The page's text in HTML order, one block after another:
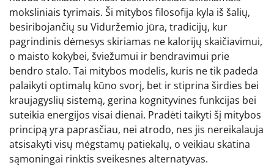
moksliniais tyrimais. Ši mitybos filosofija kyla iš šalių,
besiribojančių su Viduržemio jūra, tradicijų, kur
pagrindinis dėmesys skiriamas ne kalorijų skaičiavimui,
o maisto kokybei, šviežumui ir bendravimui prie
bendro stalo. Tai mitybos modelis, kuris ne tik padeda
palaikyti optimalų kūno svorį, bet ir stiprina širdies bei
kraujagyslių sistemą, gerina kognityvines funkcijas bei
suteikia energijos visai dienai. Pradėti taikyti šį mitybos
principą yra paprasčiau, nei atrodo, nes jis nereikalauja
atsisakyti visų mėgstamų patiekalų, o veikiau skatina
sąmoningai rinktis sveikesnes alternatyvas.